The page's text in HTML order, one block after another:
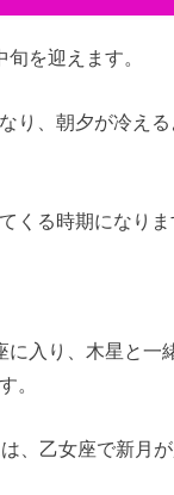
を迎えます。
り、朝夕が冷え
くる時期になりま
に入り、木星と一
。
、乙女座で新月